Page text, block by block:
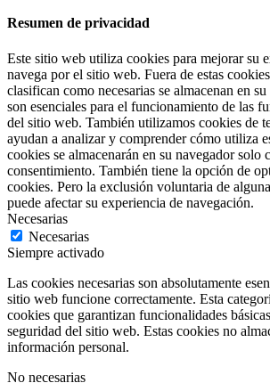
Resumen de privacidad
Este sitio web utiliza cookies para mejorar su
navega por el sitio web. Fuera de estas
clasifican como necesarias se almacenan en
son esenciales para el funcionamiento de las
del sitio web. También utilizamos cookies de
ayudan a analizar y comprender cómo utiliza
cookies se almacenarán en su navegador solo
consentimiento. También tiene la opción de
cookies. Pero la exclusión voluntaria de
puede afectar su experiencia de navegación.
Necesarias
Necesarias
Siempre activado
Las cookies necesarias son absolutamente
sitio web funcione correctamente. Esta
cookies que garantizan funcionalidades
seguridad del sitio web. Estas cookies no
información personal.
No necesarias